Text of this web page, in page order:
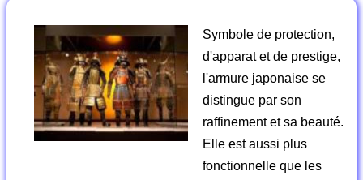
Symbole de protection,
d'apparat et de prestige,
l'armure japonaise se
distingue par son
raffinement et sa beauté.
Elle est aussi plus
fonctionnelle que les